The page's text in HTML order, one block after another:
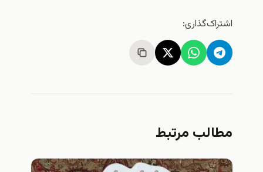
اشتراک‌گذاری:
مطالب مرتبط